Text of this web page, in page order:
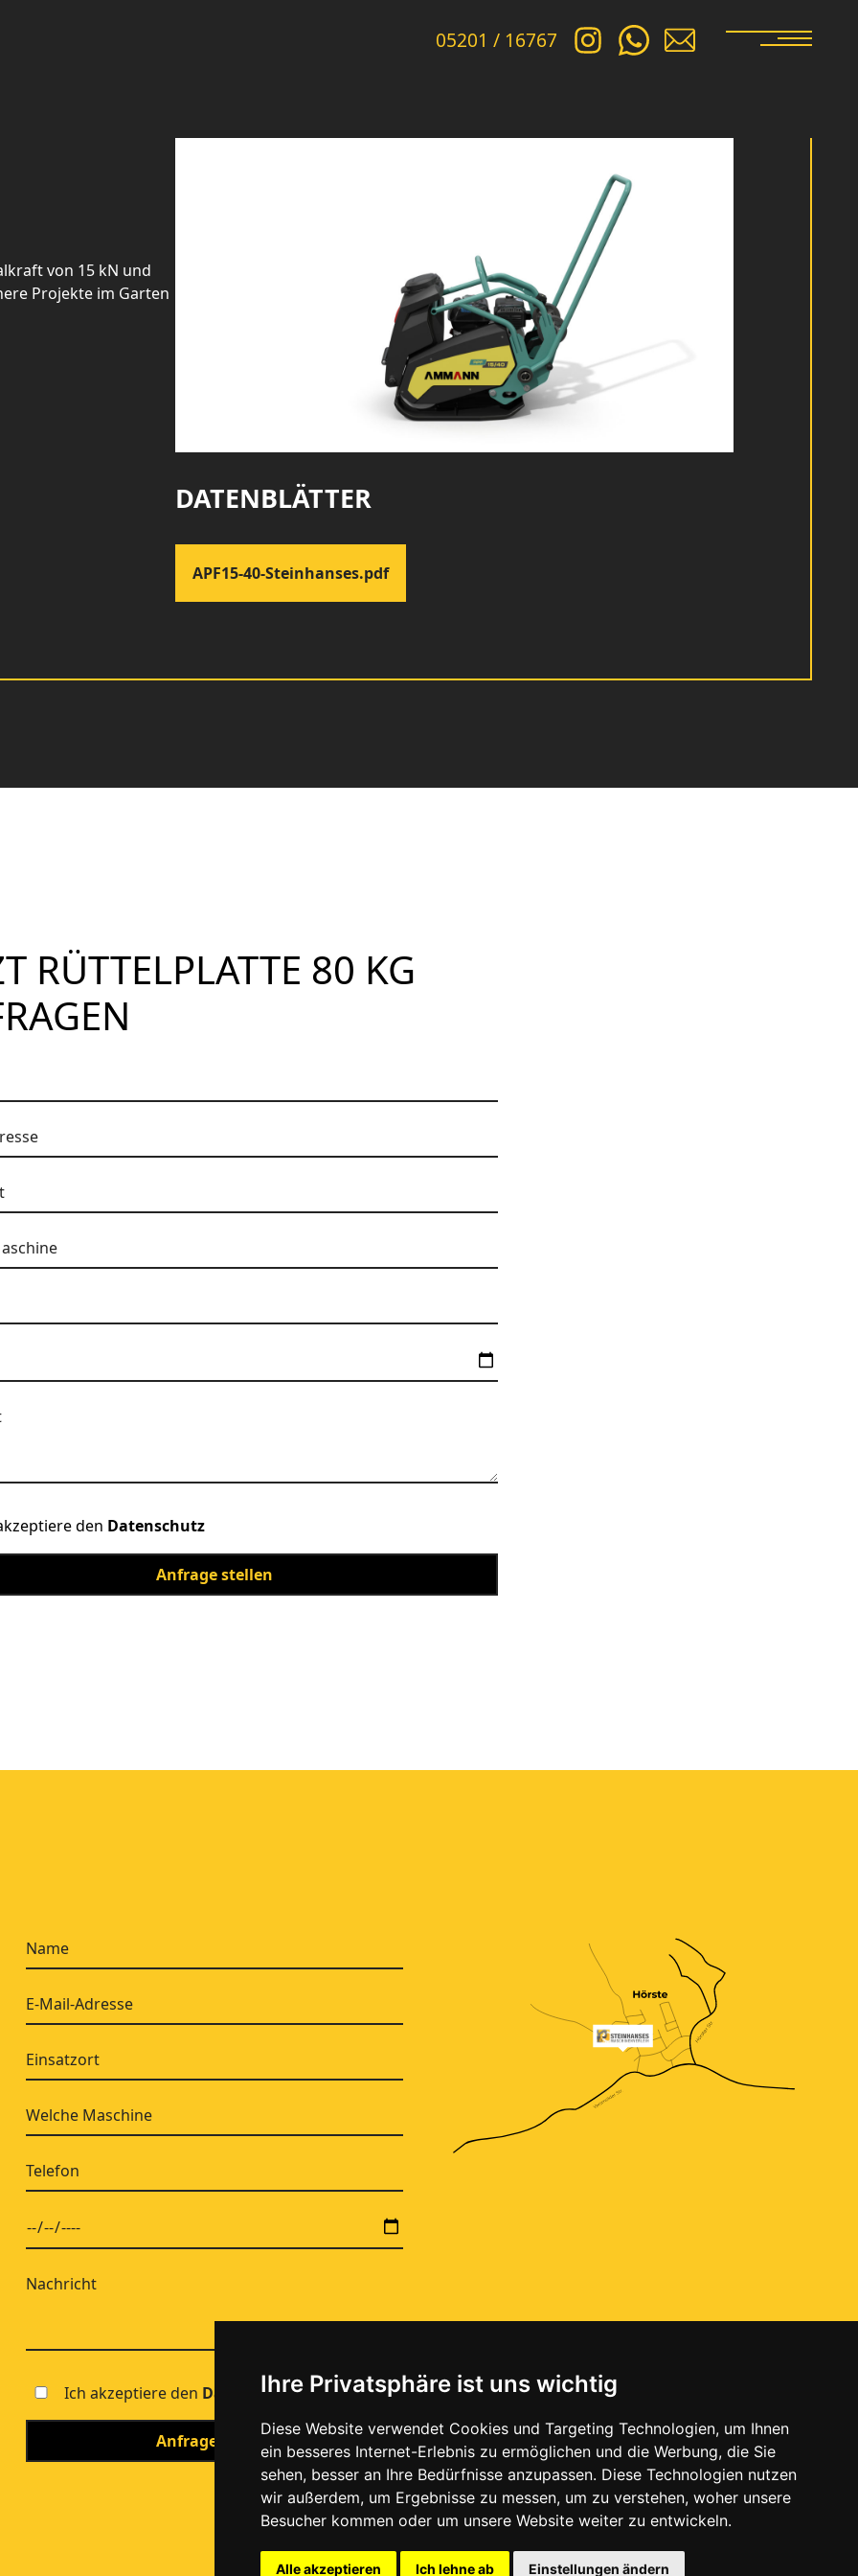
Ihre Privatsphäre ist uns wichtig
Diese Website verwendet Cookies und Targeting Technologien, um Ihnen
ein besseres Internet-Erlebnis zu ermöglichen und die Werbung, die Sie
sehen, besser an Ihre Bedürfnisse anzupassen. Diese Technologien nutzen
wir außerdem, um Ergebnisse zu messen, um zu verstehen, woher unsere
Besucher kommen oder um unsere Website weiter zu entwickeln.
Alle akzeptieren Ich lehne ab Einstellungen ändern
05201 / 16767
von 15 kN und
Projekte im Garten
DATENBLÄTTER
APF15-40-Steinhanses.pdf
RÜTTELPLATTE 80 KG
den Datenschutz
Ich akzeptiere den Datenschutz